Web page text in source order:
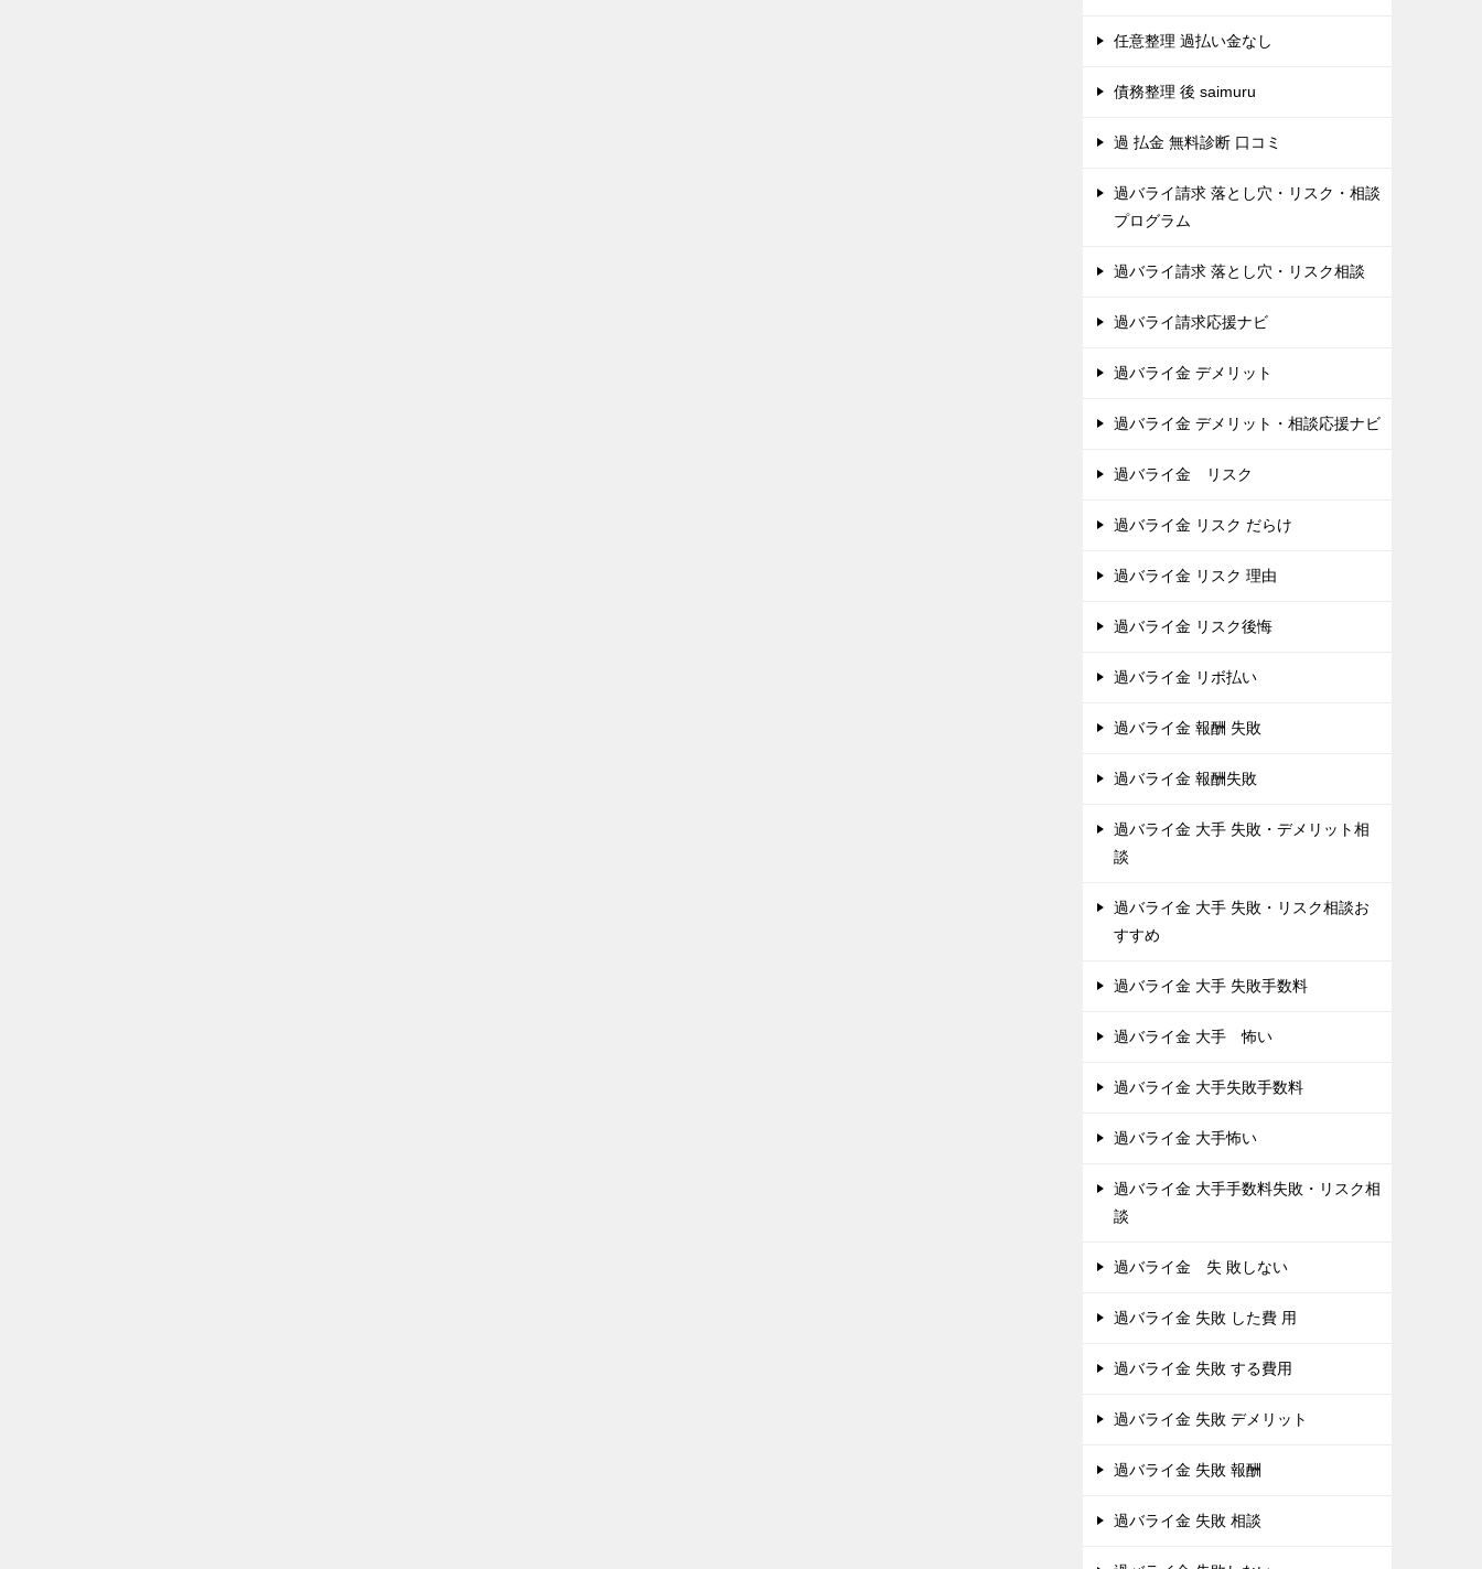
任意整理 過払い金なし
債務整理 後 saimuru
過 払金 無料診断 口コミ
過バライ請求 落とし穴・リスク・相談
プログラム
過バライ請求 落とし穴・リスク相談
過バライ請求応援ナビ
過バライ金 デメリット
過バライ金 デメリット・相談応援ナビ
過バライ金 リスク
過バライ金 リスク だらけ
過バライ金 リスク 理由
過バライ金 リスク後悔
過バライ金 リボ払い
過バライ金 報酬 失敗
過バライ金 報酬失敗
過バライ金 大手 失敗・デメリット相
談
過バライ金 大手 失敗・リスク相談お
すすめ
過バライ金 大手 失敗手数料
過バライ金 大手 怖い
過バライ金 大手失敗手数料
過バライ金 大手怖い
過バライ金 大手手数料失敗・リスク相
談
過バライ金 失 敗しない
過バライ金 失敗 した費 用
過バライ金 失敗 する費用
過バライ金 失敗 デメリット
過バライ金 失敗 報酬
過バライ金 失敗 相談